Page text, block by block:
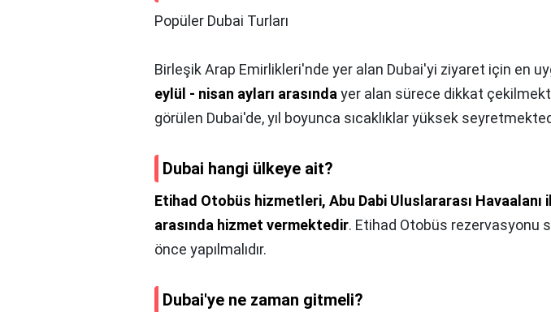
Popüler Dubai Turları
Birleşik Arap Emirlikleri'nde yer alan Dubai'yi ziyaret için en
eylül - nisan ayları arasındayer alan sürece dikkat
görülen Dubai'de, yıl boyunca sıcaklıklar yüksek
Dubai hangi ülkeye ait?
Etihad Otobüs hizmetleri, Abu Dabi Uluslararası Havaalanı
arasında hizmet vermektedir. Etihad Otobüs rezervasyonu
önce yapılmalıdır.
Dubai'ye ne zaman gitmeli?